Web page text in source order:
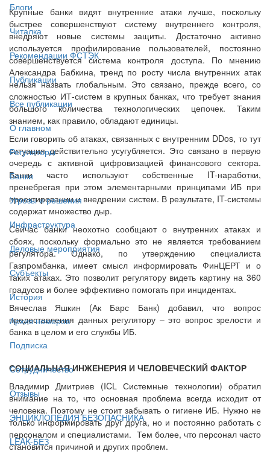
Блоги
Читалка
Рекомендации ФСТЭК
Публикации
Все публикации
О главном
Регуляторы
Банки
Угрозы и решения
Инфраструктура
Деловые мероприятия
Субъекты
История
Архив номеров
Подписка
Сотрудничество
Отзывы
ЭНЦИКЛОПЕДИЯ БЕЗОПАСНИКА
LEAK-БЕЗ
Крупные банки видят внутренние атаки лучше, поскольку
быстрее совершенствуют систему внутреннего контроля,
внедряют новые системы защиты. Достаточно активно
используется профилирование пользователей, постоянно
совершенствуется система контроля доступа. По мнению
Александра Бабкина, тренд по росту числа внутренних атак
нельзя назвать глобальным. Это связано, прежде всего, со
сложностью ИТ-систем в крупных банках, что требует знания
большого количества технологических цепочек. Таким
знанием, как правило, обладают единицы.
Если говорить об атаках, связанных с внутренним DDos, то тут
ситуация действительно усугубляется. Это связано в первую
очередь с активной цифровизацией финансового сектора.
Банки часто используют собственные IT-наработки,
пренебрегая при этом элементарными принципами ИБ при
проектировании и внедрении систем. В результате, IT-системы
содержат множество дыр.
Сейчас банки неохотно сообщают о внутренних атаках и
сбоях, поскольку формально это не является требованием
регулятора. Однако, по утверждению специалиста
Газпромбанка, имеет смысл информировать ФинЦЕРТ и о
таких атаках. Это позволит регулятору видеть картину на 360
градусов и более эффективно помогать при инцидентах.
Вячеслав Яшкин (Ак Барс Банк) добавил, что вопрос
предоставления данных регулятору – это вопрос зрелости и
банка в целом и его службы ИБ.
СОЦИАЛЬНАЯ ИНЖЕНЕРИЯ И ЧЕЛОВЕЧЕСКИЙ ФАКТОР
Владимир Дмитриев (ICL Системные технологии) обратил
внимание на то, что основная проблема всегда исходит от
человека. Поэтому не стоит забывать о гигиене ИБ. Нужно не
только информировать друг друга, но и постоянно работать с
персоналом и специалистами. Тем более, что персонал часто
становится причиной и других проблем.